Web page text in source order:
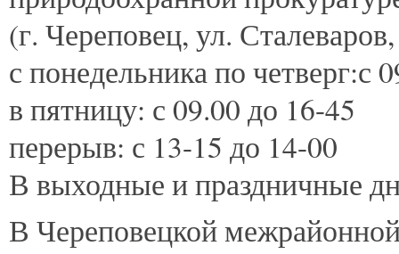
(г. Череповец, ул.
с понедельника по четверг:с
в пятницу: с 09.00 до 16-45
перерыв: с 13-15 до 14-00
В выходные и праздничные
В Череповецкой